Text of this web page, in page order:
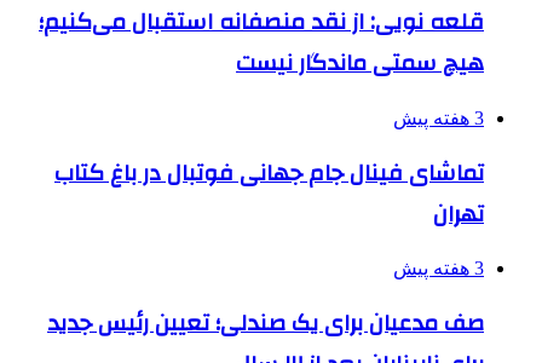
قلعه نویی: از نقد منصفانه استقبال می‌کنیم؛
هیچ سمتی ماندگار نیست
3 هفته پیش
تماشای فینال جام جهانی فوتبال در باغ کتاب
تهران
3 هفته پیش
صف مدعیان برای یک صندلی؛ تعیین رئیس جدید